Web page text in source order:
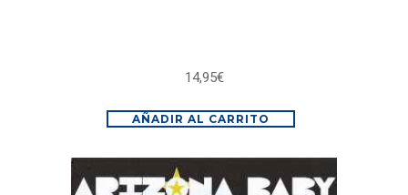
14,95€
AÑADIR AL CARRITO